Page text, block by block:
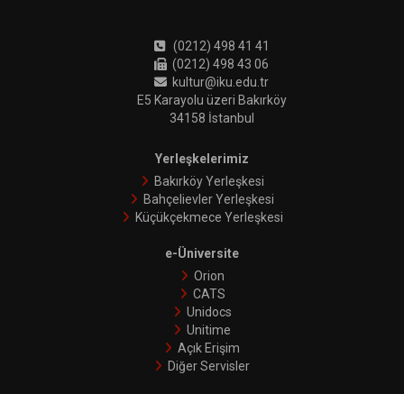
(0212) 498 41 41
(0212) 498 43 06
kultur@iku.edu.tr
E5 Karayolu üzeri Bakırköy
34158 İstanbul
Yerleşkelerimiz
Bakırköy Yerleşkesi
Bahçelievler Yerleşkesi
Küçükçekmece Yerleşkesi
e-Üniversite
Orion
CATS
Unidocs
Unitime
Açık Erişim
Diğer Servisler